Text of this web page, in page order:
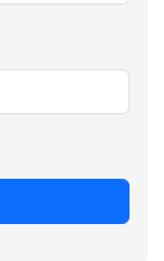
國小游泳比賽
、五年級常